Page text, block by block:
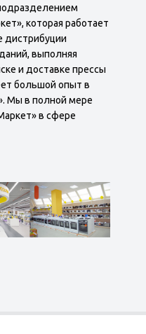
которая работает
дистрибуции
выполняя
и доставке прессы
большой опыт в
Мы в полной мере
в сфере